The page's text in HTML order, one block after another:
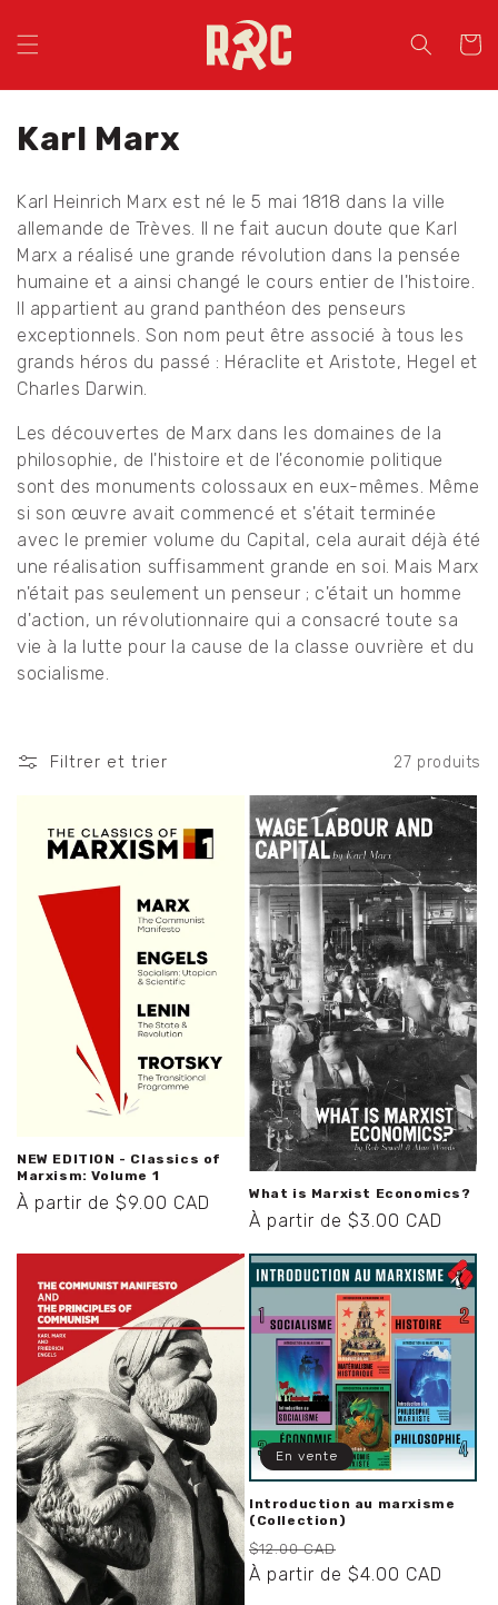
contenu
Panier
C
l
l
e
c
t
i
o
n
:
Karl Marx
Karl Heinrich Marx est né le 5 mai 1818 dans la ville
allemande de Trèves. Il ne fait aucun doute que Karl
Marx a réalisé une grande révolution dans la pensée
humaine et a ainsi changé le cours entier de l'histoire.
Il appartient au grand panthéon des penseurs
exceptionnels. Son nom peut être associé à tous les
grands héros du passé : Héraclite et Aristote, Hegel et
Charles Darwin.
Les découvertes de Marx dans les domaines de la
philosophie, de l'histoire et de l'économie politique
sont des monuments colossaux en eux-mêmes. Même
si son œuvre avait commencé et s'était terminée
avec le premier volume du Capital, cela aurait déjà été
une réalisation suffisamment grande en soi. Mais Marx
n'était pas seulement un penseur ; c'était un homme
d'action, un révolutionnaire qui a consacré toute sa
vie à la lutte pour la cause de la classe ouvrière et du
socialisme.
Filtrer et trier 27 produits
NEW EDITION - Classics of
Marxism: Volume 1
Prix
À partir de $9.00 CAD What is Marxist Economics?
Prix
À partir de $3.00 CAD
En vente
Introduction au marxisme
(Collection)
Prix
habituel
$12.00 CAD
promotionnel
À partir de $4.00 CAD